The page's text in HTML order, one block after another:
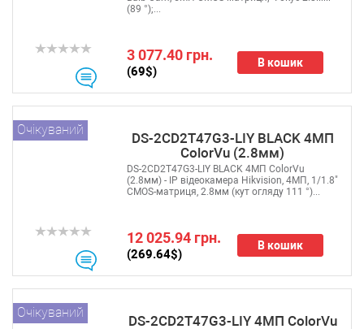
3 077.40 грн.
(69$)
В кошик
(89 °);...
DS-2CD2T47G3-LIY BLACK 4МП
ColorVu (2.8мм)
Очікуваний
12 025.94 грн.
(269.64$)
В кошик
DS-2CD2T47G3-LIY BLACK 4МП ColorVu
(2.8мм) - IP відеокамера Hikvision, 4МП, 1/1.8"
CMOS-матриця, 2.8мм (кут огляду 111 °)...
DS-2CD2T47G3-LIY 4МП ColorVu
Очікуваний